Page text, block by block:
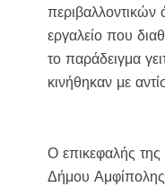
περιβαλλοντικών
εργαλείο που
το παράδειγμα
κινήθηκαν με
Ο επικεφαλής
Δήμου